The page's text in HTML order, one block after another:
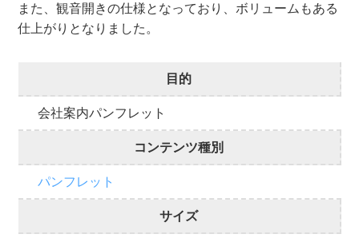
また、観音開きの仕様となっており、ボリュームもある
仕上がりとなりました。
目的
会社案内パンフレット
コンテンツ種別
パンフレット
サイズ